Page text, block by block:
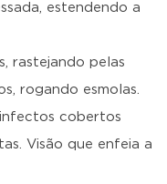
estendendo a
rastejando pelas
rogando esmolas.
cobertos
Visão que enfeia a